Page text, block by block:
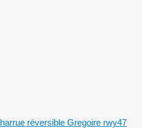
réversible Gregoire rwy47